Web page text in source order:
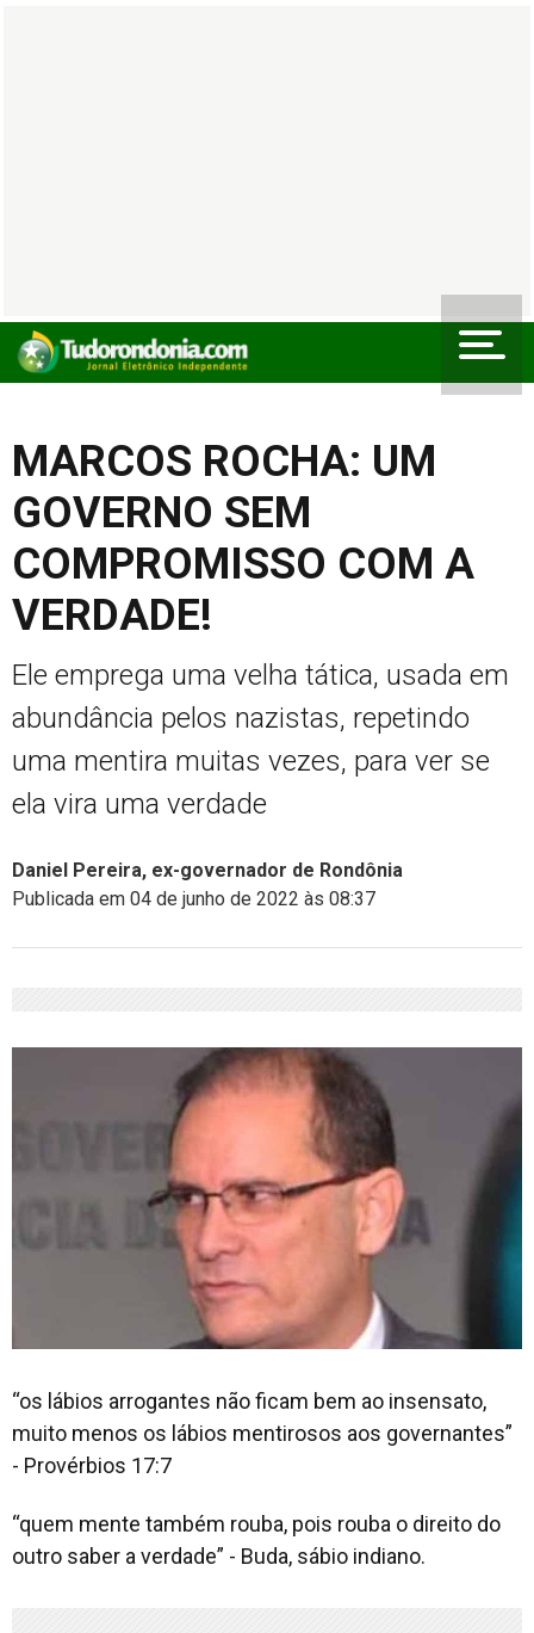
MARCOS ROCHA: UM
GOVERNO SEM
COMPROMISSO COM A
VERDADE!
Ele emprega uma velha tática, usada em
abundância pelos nazistas, repetindo
uma mentira muitas vezes, para ver se
ela vira uma verdade
Daniel Pereira, ex-governador de Rondônia
Publicada em 04 de junho de 2022 às 08:37
“os lábios arrogantes não ficam bem ao insensato,
muito menos os lábios mentirosos aos governantes”
- Provérbios 17:7
“quem mente também rouba, pois rouba o direito do
outro saber a verdade” - Buda, sábio indiano.